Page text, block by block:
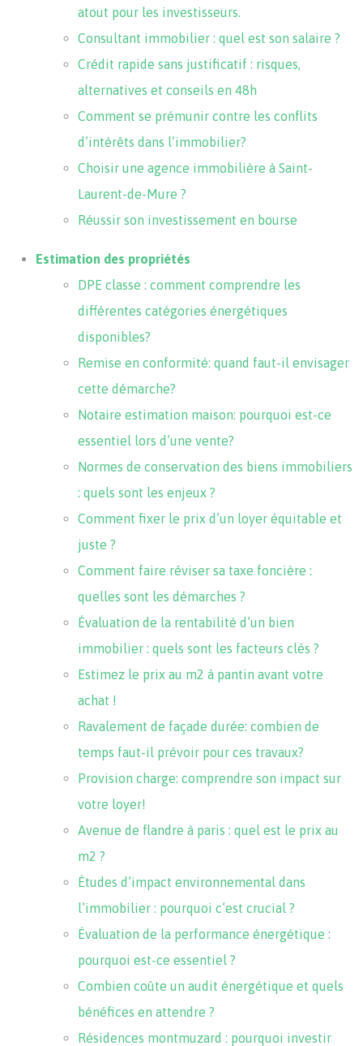
atout pour les investisseurs.
Consultant immobilier : quel est son salaire ?
Crédit rapide sans justificatif : risques,
alternatives et conseils en 48h
Comment se prémunir contre les conflits
d’intérêts dans l’immobilier?
Choisir une agence immobilière à Saint-
Laurent-de-Mure ?
Réussir son investissement en bourse
Estimation des propriétés
DPE classe : comment comprendre les
différentes catégories énergétiques
disponibles?
Remise en conformité: quand faut-il envisager
cette démarche?
Notaire estimation maison: pourquoi est-ce
essentiel lors d’une vente?
Normes de conservation des biens immobiliers
: quels sont les enjeux ?
Comment fixer le prix d’un loyer équitable et
juste ?
Comment faire réviser sa taxe foncière :
quelles sont les démarches ?
Évaluation de la rentabilité d’un bien
immobilier : quels sont les facteurs clés ?
Estimez le prix au m2 à pantin avant votre
achat !
Ravalement de façade durée: combien de
temps faut-il prévoir pour ces travaux?
Provision charge: comprendre son impact sur
votre loyer!
Avenue de flandre à paris : quel est le prix au
m2 ?
Études d’impact environnemental dans
l’immobilier : pourquoi c’est crucial ?
Évaluation de la performance énergétique :
pourquoi est-ce essentiel ?
Combien coûte un audit énergétique et quels
bénéfices en attendre ?
Résidences montmuzard : pourquoi investir